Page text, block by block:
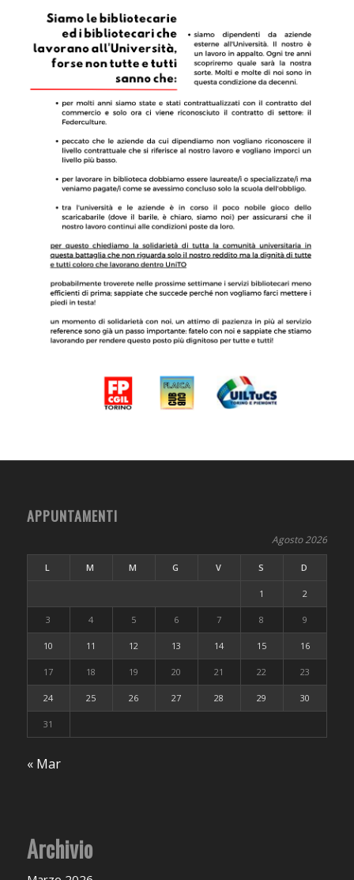
APPUNTAMENTI
Agosto 2026
L M M G V S D
1 2
3 4 5 6 7 8 9
10 11 12 13 14 15 16
17 18 19 20 21 22 23
24 25 26 27 28 29 30
31
« Mar
Archivio